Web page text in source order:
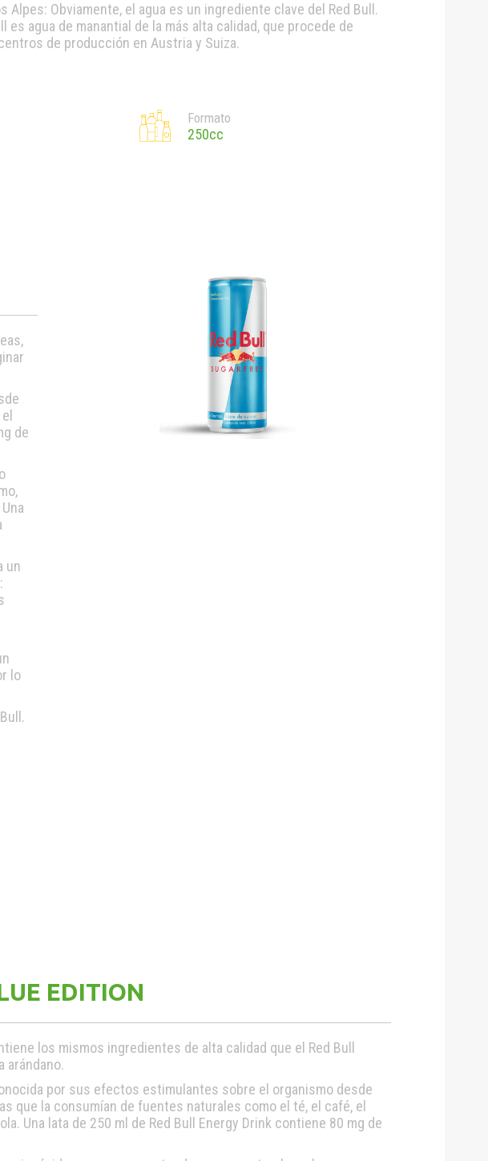
Alpes: Obviamente, el agua es un ingrediente clave del Red Bull.
es agua de manantial de la más alta calidad, que procede de
de producción en Austria y Suiza.
Formato
250cc
de
un
lo
EDITION
los mismos ingredientes de alta calidad que el Red Bull
arándano.
por sus efectos estimulantes sobre el organismo desde
que la consumían de fuentes naturales como el té, el café, el
Una lata de 250 ml de Red Bull Energy Drink contiene 80 mg de